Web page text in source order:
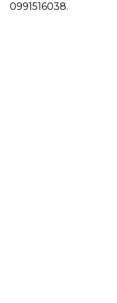
0991516038.